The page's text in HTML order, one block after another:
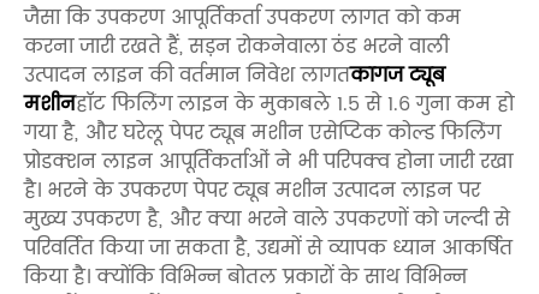
जैसा कि उपकरण आपूर्तिकर्ता उपकरण लागत को कम
करना जारी रखते हैं, सड़न रोकनेवाला ठंड भरने वाली
उत्पादन लाइन की वर्तमान निवेश लागतकागज ट्यूब
मशीनहॉट फिलिंग लाइन के मुकाबले 1.5 से 1.6 गुना कम हो
गया है, और घरेलू पेपर ट्यूब मशीन एसेप्टिक कोल्ड फिलिंग
प्रोडक्शन लाइन आपूर्तिकर्ताओं ने भी परिपक्व होना जारी रखा
है। भरने के उपकरण पेपर ट्यूब मशीन उत्पादन लाइन पर
मुख्य उपकरण है, और क्या भरने वाले उपकरणों को जल्दी से
परिवर्तित किया जा सकता है, उद्यमों से व्यापक ध्यान आकर्षित
किया है। क्योंकि विभिन्न बोतल प्रकारों के साथ विभिन्न